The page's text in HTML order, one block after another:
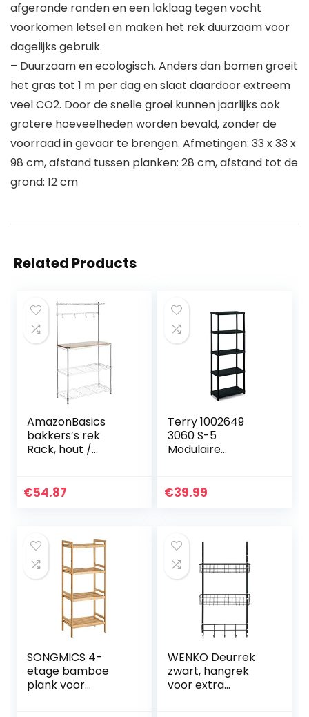
afgeronde randen en een laklaag tegen vocht
voorkomen letsel en maken het rek duurzaam voor
dagelijks gebruik.
– Duurzaam en ecologisch. Anders dan bomen groeit
het gras tot 1 m per dag en slaat daardoor extreem
veel CO2. Door de snelle groei kunnen jaarlijks ook
grotere hoeveelheden worden bevald, zonder de
voorraad in gevaar te brengen. Afmetingen: 33 x 33 x
98 cm, afstand tussen planken: 28 cm, afstand tot de
grond: 12 cm
Related Products
AmazonBasics
bakkers’s rek
Rack, hout /
€54.87
Terry 1002649
3060 S-5
Modulaire
Kunststof,
€39.99
SONGMICS 4-
etage bamboe
plank voor
WENKO Deurrek
zwart, hangrek
voor extra